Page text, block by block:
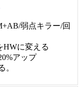
弱点キラー/回
HWに変える
アップ
。